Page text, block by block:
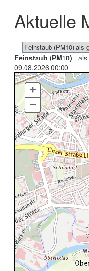
Aktuelle
Feinstaub (PM10) - als
09.08.2026 00:00
+
–